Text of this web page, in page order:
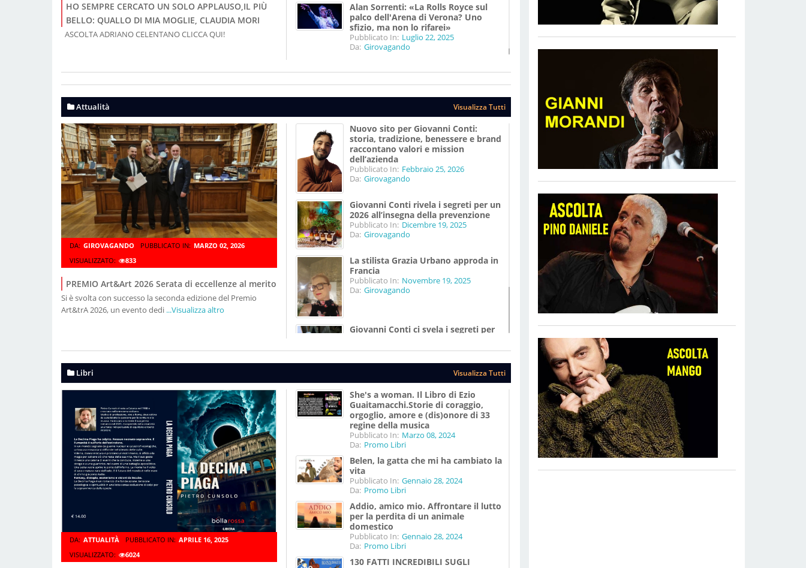
HO SEMPRE CERCATO UN SOLO APPLAUSO,IL PIÙ
BELLO: QUALLO DI MIA MOGLIE, CLAUDIA MORI
ASCOLTA ADRIANO CELENTANO CLICCA QUI!
Alan Sorrenti: «La Rolls Royce sul
palco dell'Arena di Verona? Uno
sfizio, ma non lo rifarei»
Pubblicato In: Luglio 22, 2025
Da: Girovagando
Attualità Visualizza Tutti
DA: GIROVAGANDO PUBBLICATO IN: MARZO 02, 2026
VISUALIZZATO:
833
PREMIO Art&Art 2026 Serata di eccellenze al merito
Si è svolta con successo la seconda edizione del Premio
Art&trA 2026, un evento dedi ...Visualizza altro
Nuovo sito per Giovanni Conti:
storia, tradizione, benessere e brand
raccontano valori e mission
dell’azienda
Pubblicato In: Febbraio 25, 2026
Da: Girovagando
Giovanni Conti rivela i segreti per un
2026 all’insegna della prevenzione
Pubblicato In: Dicembre 19, 2025
Da: Girovagando
La stilista Grazia Urbano approda in
Francia
Pubblicato In: Novembre 19, 2025
Da: Girovagando
Giovanni Conti ci svela i segreti per
Pubblicato In: Agosto 07, 2025
Libri
Visualizza Tutti
DA: ATTUALITÀ PUBBLICATO IN: APRILE 16, 2025
VISUALIZZATO:
6024
She's a woman. Il Libro di Ezio
Guaitamacchi.Storie di coraggio,
orgoglio, amore e (dis)onore di 33
regine della musica
Pubblicato In: Marzo 08, 2024
Da: Promo Libri
Belen, la gatta che mi ha cambiato la
vita
Pubblicato In: Gennaio 28, 2024
Da: Promo Libri
Addio, amico mio. Affrontare il lutto
per la perdita di un animale
domestico
Pubblicato In: Gennaio 28, 2024
Da: Promo Libri
130 FATTI INCREDIBILI SUGLI